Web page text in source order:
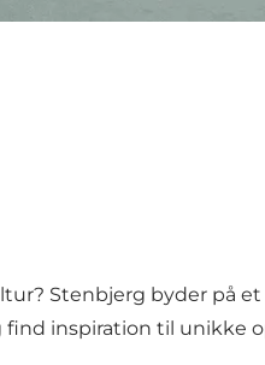
Stenbjerg byder på
find inspiration til unikke